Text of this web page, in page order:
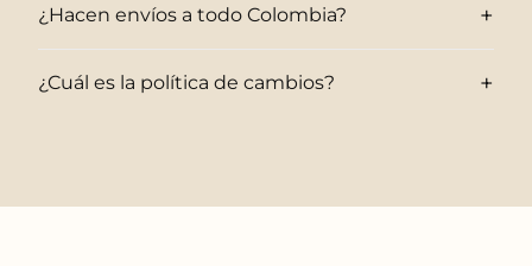
¿Hacen envíos a todo Colombia? +
¿Cuál es la política de cambios? +